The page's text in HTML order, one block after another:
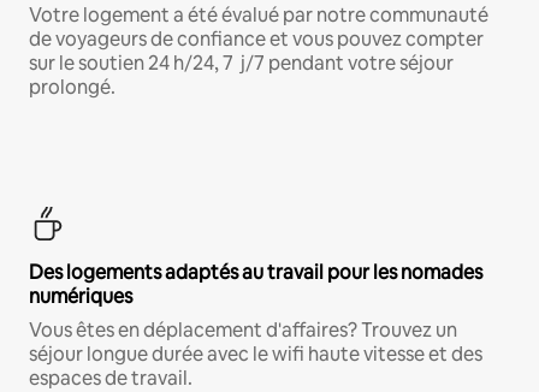
Votre logement a été évalué par notre communauté
de voyageurs de confiance et vous pouvez compter
sur le soutien 24 h/24, 7 j/7 pendant votre séjour
prolongé.
Des logements adaptés au travail pour les nomades
numériques
Vous êtes en déplacement d'affaires? Trouvez un
séjour longue durée avec le wifi haute vitesse et des
espaces de travail.